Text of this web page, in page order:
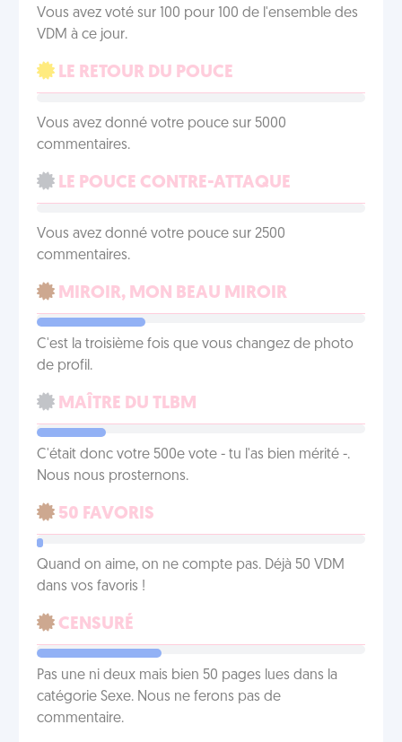
Vous avez voté sur 100 pour 100 de l'ensemble des
VDM à ce jour.
LE RETOUR DU POUCE
Vous avez donné votre pouce sur 5000
commentaires.
LE POUCE CONTRE-ATTAQUE
Vous avez donné votre pouce sur 2500
commentaires.
MIROIR, MON BEAU MIROIR
C'est la troisième fois que vous changez de photo
de profil.
MAÎTRE DU TLBM
C'était donc votre 500e vote - tu l'as bien mérité -.
Nous nous prosternons.
50 FAVORIS
Quand on aime, on ne compte pas. Déjà 50 VDM
dans vos favoris !
CENSURÉ
Pas une ni deux mais bien 50 pages lues dans la
catégorie Sexe. Nous ne ferons pas de
commentaire.